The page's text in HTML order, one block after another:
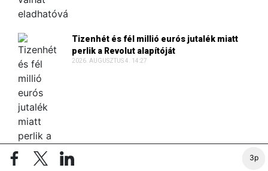
3p
Tizenhét és fél millió eurós jutalék miatt
perlik a Revolut alapítóját
2026. AUGUSZTUS 4. 14:27